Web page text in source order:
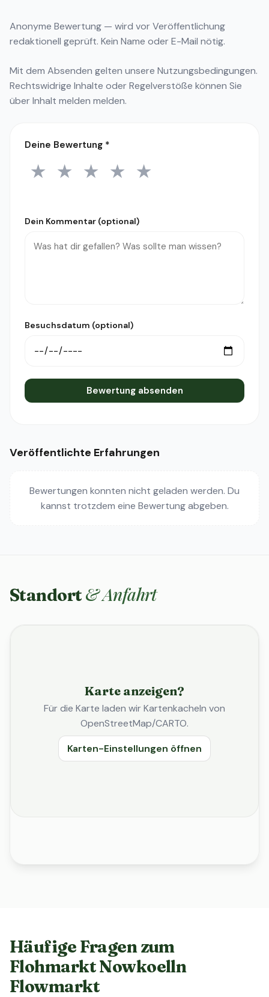
Anonyme Bewertung — wird vor Veröffentlichung
redaktionell geprüft. Kein Name oder E-Mail nötig.
Mit dem Absenden gelten unsere Nutzungsbedingungen.
Rechtswidrige Inhalte oder Regelverstöße können Sie
überInhalt melden melden.
Deine Bewertung *
1 Stern
★ 2 Sterne
★ 3 Sterne
★ 4 Sterne
★ 5 Sterne
★
Dein Kommentar (optional)
Besuchsdatum (optional)
Bewertung absenden
Veröffentlichte Erfahrungen
Bewertungen konnten nicht geladen werden. Du
kannst trotzdem eine Bewertung abgeben.
Standort & Anfahrt
Karte anzeigen?
Für die Karte laden wir Kartenkacheln von
OpenStreetMap/CARTO.
Karten-Einstellungen öffnen
Häufige Fragen zum
Flohmarkt Nowkoelln
Flowmarkt